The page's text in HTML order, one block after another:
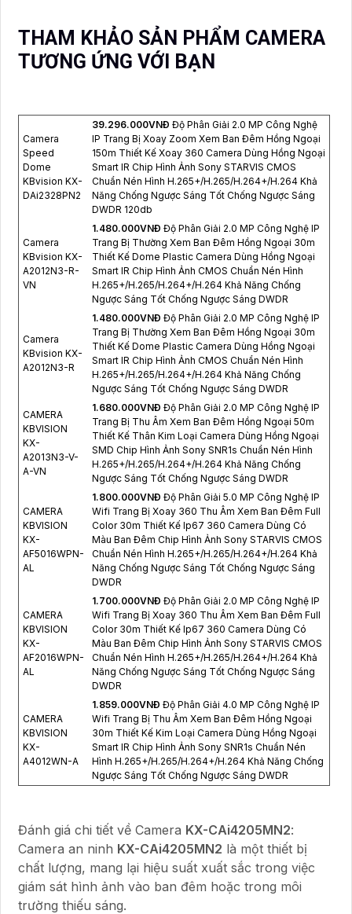
THAM KHẢO SẢN PHẨM CAMERA
TƯƠNG ỨNG VỚI BẠN
Camera
Speed
Dome
KBvision KX-
DAi2328PN2
39.296.000VNÐ Độ Phân Giải 2.0 MP Công Nghệ
IP Trang Bị Xoay Zoom Xem Ban Đêm Hồng Ngoại
150m Thiết Kế Xoay 360 Camera Dùng Hồng Ngoại
Smart IR Chip Hình Ảnh Sony STARVIS CMOS
Chuẩn Nén Hình H.265+/H.265/H.264+/H.264 Khả
Năng Chống Ngược Sáng Tốt Chống Ngược Sáng
DWDR 120db
Camera
KBvision KX-
A2012N3-R-
VN
1.480.000VNÐ Độ Phân Giải 2.0 MP Công Nghệ IP
Trang Bị Thường Xem Ban Đêm Hồng Ngoại 30m
Thiết Kế Dome Plastic Camera Dùng Hồng Ngoại
Smart IR Chip Hình Ảnh CMOS Chuẩn Nén Hình
H.265+/H.265/H.264+/H.264 Khả Năng Chống
Ngược Sáng Tốt Chống Ngược Sáng DWDR
Camera
KBvision KX-
A2012N3-R
1.480.000VNÐ Độ Phân Giải 2.0 MP Công Nghệ IP
Trang Bị Thường Xem Ban Đêm Hồng Ngoại 30m
Thiết Kế Dome Plastic Camera Dùng Hồng Ngoại
Smart IR Chip Hình Ảnh CMOS Chuẩn Nén Hình
H.265+/H.265/H.264+/H.264 Khả Năng Chống
Ngược Sáng Tốt Chống Ngược Sáng DWDR
CAMERA
KBVISION
KX-
A2013N3-V-
A-VN
1.680.000VNÐ Độ Phân Giải 2.0 MP Công Nghệ IP
Trang Bị Thu Âm Xem Ban Đêm Hồng Ngoại 50m
Thiết Kế Thân Kim Loại Camera Dùng Hồng Ngoại
SMD Chip Hình Ảnh Sony SNR1s Chuẩn Nén Hình
H.265+/H.265/H.264+/H.264 Khả Năng Chống
Ngược Sáng Tốt Chống Ngược Sáng DWDR
CAMERA
KBVISION
KX-
AF5016WPN-
AL
1.800.000VNÐ Độ Phân Giải 5.0 MP Công Nghệ IP
Wifi Trang Bị Xoay 360 Thu Âm Xem Ban Đêm Full
Color 30m Thiết Kế Ip67 360 Camera Dùng Có
Màu Ban Đêm Chip Hình Ảnh Sony STARVIS CMOS
Chuẩn Nén Hình H.265+/H.265/H.264+/H.264 Khả
Năng Chống Ngược Sáng Tốt Chống Ngược Sáng
DWDR
CAMERA
KBVISION
KX-
AF2016WPN-
AL
1.700.000VNÐ Độ Phân Giải 2.0 MP Công Nghệ IP
Wifi Trang Bị Xoay 360 Thu Âm Xem Ban Đêm Full
Color 30m Thiết Kế Ip67 360 Camera Dùng Có
Màu Ban Đêm Chip Hình Ảnh Sony STARVIS CMOS
Chuẩn Nén Hình H.265+/H.265/H.264+/H.264 Khả
Năng Chống Ngược Sáng Tốt Chống Ngược Sáng
DWDR
CAMERA
KBVISION
KX-
A4012WN-A
1.859.000VNÐ Độ Phân Giải 4.0 MP Công Nghệ IP
Wifi Trang Bị Thu Âm Xem Ban Đêm Hồng Ngoại
30m Thiết Kế Kim Loại Camera Dùng Hồng Ngoại
Smart IR Chip Hình Ảnh Sony SNR1s Chuẩn Nén
Hình H.265+/H.265/H.264+/H.264 Khả Năng Chống
Ngược Sáng Tốt Chống Ngược Sáng DWDR
Đánh giá chi tiết về Camera KX-CAi4205MN2:
Camera an ninh KX-CAi4205MN2 là một thiết bị
chất lượng, mang lại hiệu suất xuất sắc trong việc
giám sát hình ảnh vào ban đêm hoặc trong môi
trường thiếu sáng.